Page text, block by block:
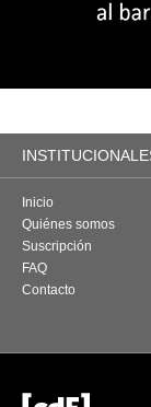
Inicio
Quiénes somos
Suscripción
FAQ
Contacto